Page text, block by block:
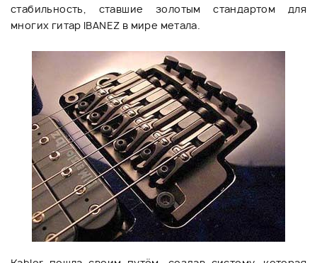
стабильность, ставшие золотым стандартом для
многих гитар IBANEZ в мире метала.